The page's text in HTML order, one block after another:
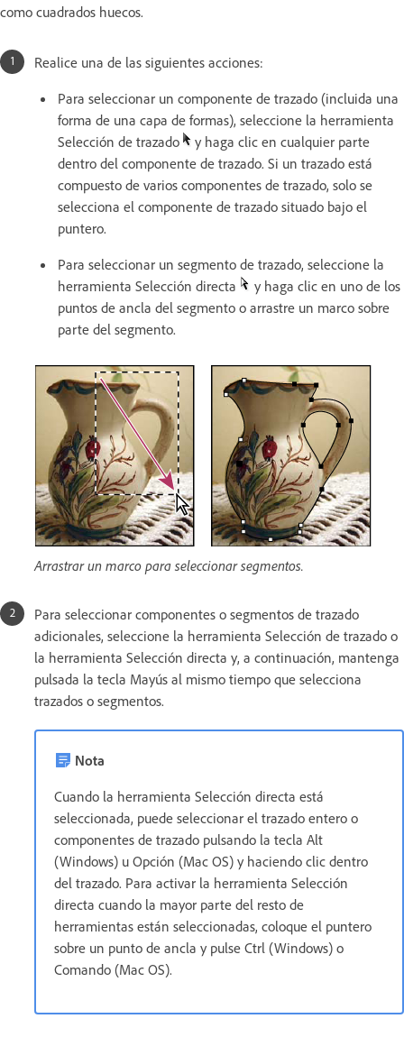
como cuadrados huecos.
Realice una de las siguientes acciones:
Para seleccionar un componente de trazado (incluida una
forma de una capa de formas), seleccione la herramienta
Selección de trazado
y haga clic en cualquier parte
dentro del componente de trazado. Si un trazado está
compuesto de varios componentes de trazado, solo se
selecciona el componente de trazado situado bajo el
puntero.
Para seleccionar un segmento de trazado, seleccione la
herramienta Selección directa
y haga clic en uno de los
puntos de ancla del segmento o arrastre un marco sobre
parte del segmento.
Arrastrar un marco para seleccionar segmentos.
Para seleccionar componentes o segmentos de trazado
adicionales, seleccione la herramienta Selección de trazado o
la herramienta Selección directa y, a continuación, mantenga
pulsada la tecla Mayús al mismo tiempo que selecciona
trazados o segmentos.
Nota
Cuando la herramienta Selección directa está
seleccionada, puede seleccionar el trazado entero o
componentes de trazado pulsando la tecla Alt
(Windows) u Opción (Mac OS) y haciendo clic dentro
del trazado. Para activar la herramienta Selección
directa cuando la mayor parte del resto de
herramientas están seleccionadas, coloque el puntero
sobre un punto de ancla y pulse Ctrl (Windows) o
Comando (Mac OS).